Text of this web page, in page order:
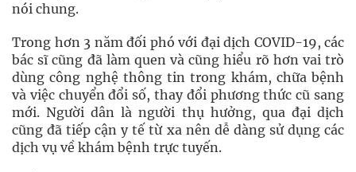
nói chung.
Trong hơn 3 năm đối phó với đại dịch COVID-19, các
bác sĩ cũng đã làm quen và cũng hiểu rõ hơn vai trò
dùng công nghệ thông tin trong khám, chữa bệnh
và việc chuyển đổi số, thay đổi phương thức cũ sang
mới. Người dân là người thụ hưởng, qua đại dịch
cũng đã tiếp cận y tế từ xa nên dễ dàng sử dụng các
dịch vụ về khám bệnh trực tuyến.